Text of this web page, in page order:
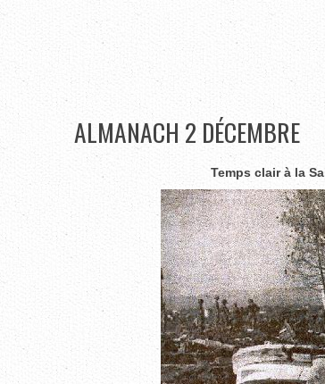
ALMANACH 2 DÉCEMBRE
Temps clair à la